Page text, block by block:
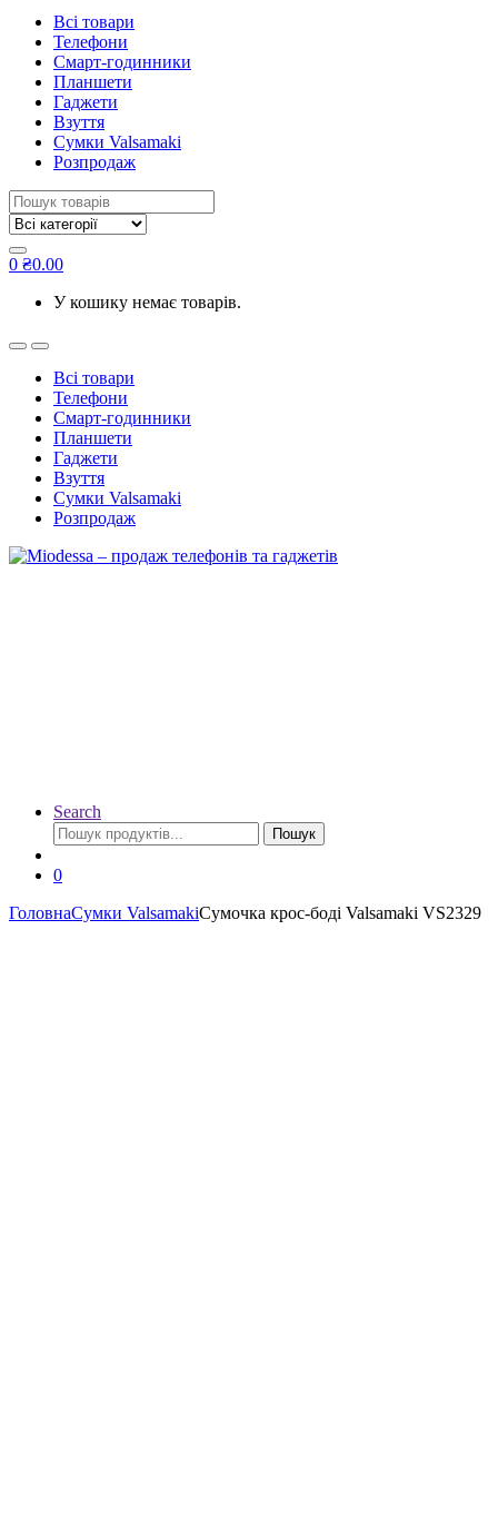
Всі товари
Телефони
Смарт-годинники
Планшети
Гаджети
Взуття
Сумки Valsamaki
Розпродаж
Search
for:
0 ₴0.00
У кошику немає товарів.
Всі товари
Телефони
Смарт-годинники
Планшети
Гаджети
Взуття
Сумки Valsamaki
Розпродаж
Search
Шукати:
Пошук
0
ГоловнаСумки ValsamakiСумочка крос-боді Valsamaki VS2329